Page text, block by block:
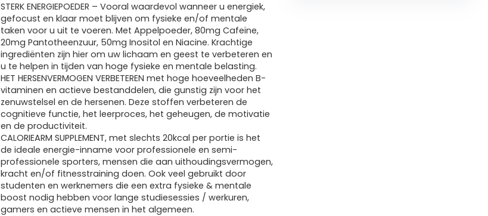
STERK ENERGIEPOEDER – Vooral waardevol wanneer u energiek,
gefocust en klaar moet blijven om fysieke en/of mentale
taken voor u uit te voeren. Met Appelpoeder, 80mg Cafeïne,
20mg Pantotheenzuur, 50mg Inositol en Niacine. Krachtige
ingrediënten zijn hier om uw lichaam en geest te verbeteren en
u te helpen in tijden van hoge fysieke en mentale belasting.
HET HERSENVERMOGEN VERBETEREN met hoge hoeveelheden B-
vitaminen en actieve bestanddelen, die gunstig zijn voor het
zenuwstelsel en de hersenen. Deze stoffen verbeteren de
cognitieve functie, het leerproces, het geheugen, de motivatie
en de productiviteit.
CALORIEARM SUPPLEMENT, met slechts 20kcal per portie is het
de ideale energie-inname voor professionele en semi-
professionele sporters, mensen die aan uithoudingsvermogen,
kracht en/of fitnesstraining doen. Ook veel gebruikt door
studenten en werknemers die een extra fysieke & mentale
boost nodig hebben voor lange studiesessies / werkuren,
gamers en actieve mensen in het algemeen.